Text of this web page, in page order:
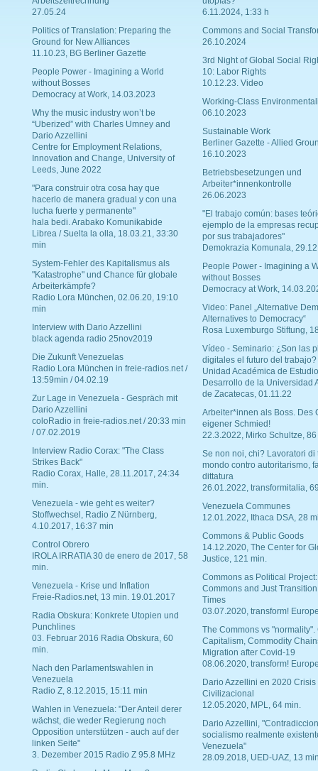
27.05.24
Politics of Translation: Preparing the
Ground for New Alliances
11.10.23, BG Berliner Gazette
People Power - Imagining a World
without Bosses
Democracy at Work, 14.03.2023
Why the music industry won’t be
“Uberized” with Charles Umney and
Dario Azzellini
Centre for Employment Relations,
Innovation and Change, University of
Leeds, June 2022
"Para construir otra cosa hay que
hacerlo de manera gradual y con una
lucha fuerte y permanente"
hala bedi. Arabako Komunikabide
Librea / Suelta la olla, 18.03.21, 33:30
min
System-Fehler des Kapitalismus als
"Katastrophe" und Chance für globale
Arbeiterkämpfe?
Radio Lora München, 02.06.20, 19:10
min
Interview with Dario Azzellini
black agenda radio 25nov2019
Die Zukunft Venezuelas
Radio Lora München in freie-radios.net /
13:59min / 04.02.19
Zur Lage in Venezuela - Gespräch mit
Dario Azzellini
coloRadio in freie-radios.net / 20:33 min
/ 07.02.2019
Interview Radio Corax: "The Class
Strikes Back"
Radio Corax, Halle, 28.11.2017, 24:34
min.
Venezuela - wie geht es weiter?
Stoffwechsel, Radio Z Nürnberg,
4.10.2017, 16:37 min
Control Obrero
IROLA IRRATIA 30 de enero de 2017, 58
min.
Venezuela - Krise und Inflation
Freie-Radios.net, 13 min. 19.01.2017
Radia Obskura: Konkrete Utopien und
Punchlines
03. Februar 2016 Radia Obskura, 60
min.
Nach den Parlamentswahlen in
Venezuela
Radio Z, 8.12.2015, 15:11 min
Wahlen in Venezuela: "Der Anteil derer
wächst, die weder Regierung noch
Opposition unterstützen - auch auf der
linken Seite"
3. Dezember 2015 Radio Z 95.8 MHz
6.11.2024, 1:33 h
Commons and Social
26.10.2024
3rd Night of Global Social
10: Labor Rights
10.12.23. Video
Working-Class
06.10.2023
Sustainable Work
Berliner Gazette - Allied
16.10.2023
Betriebsbesetzungen und
Arbeiter*innenkontrolle
26.06.2023
"El trabajo común: bases
ejemplo de la empresas
por sus trabajadores"
Demokrazia Komunala,
People Power - Imagining a
without Bosses
Democracy at Work,
Video: Panel „Alternative
Alternatives to Democracy“
Rosa Luxemburgo Stiftung,
Vídeo - Seminario: ¿Son las
digitales el futuro del trabajo?
Unidad Académica de
Desarrollo de la Universidad
de Zacatecas, 01.11.22
Arbeiter*innen als Boss. Des
eigener Schmied!
22.3.2022, Mirko Schultze, 86
Se non noi, chi? Lavoratori di
mondo contro autoritarismo,
dittatura
26.01.2022, transformitalia,
Venezuela Communes
12.01.2022, Ithaca DSA, 28
Commons & Public Goods
14.12.2020, The Center for
Justice, 121 min.
Commons as Political Project:
Commons and Just
Times
03.07.2020, transform!
The Commons vs "normality".
Capitalism, Commodity
Migration after Covid-19
08.06.2020, transform!
Dario Azzellini en 2020 Crisis
Civilizacional
12.05.2020, MPL, 64 min.
Dario Azzellini,
socialismo realmente
Venezuela"
28.09.2018, UED-UAZ, 13